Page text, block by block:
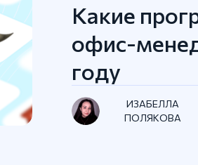
Какие
офис-
году
ИЗАБЕЛЛА
ПОЛЯКОВА